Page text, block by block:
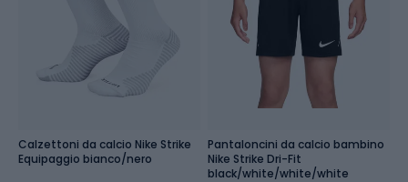
Calzettoni da calcio Nike Strike
Equipaggio bianco/nero
Pantaloncini da calcio bambino
Nike Strike Dri-Fit
black/white/white/white